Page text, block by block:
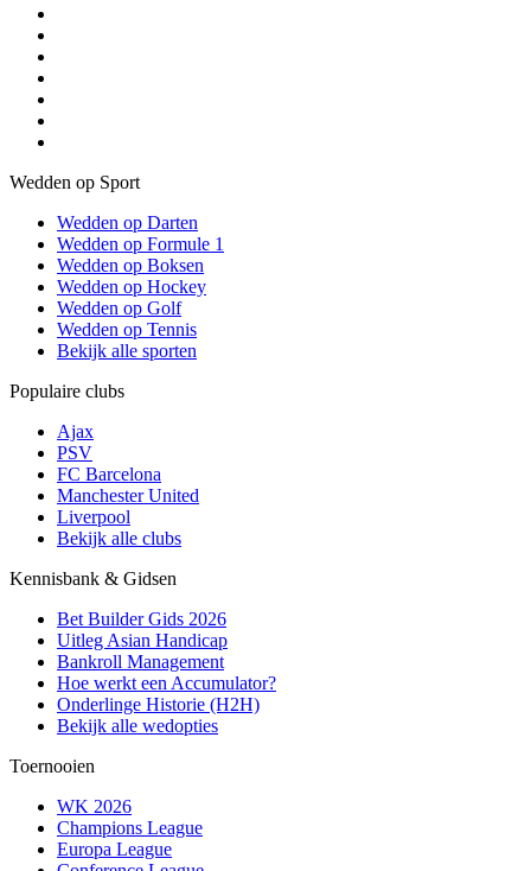
Wedden op Sport
Wedden op Darten
Wedden op Formule 1
Wedden op Boksen
Wedden op Hockey
Wedden op Golf
Wedden op Tennis
Bekijk alle sporten
Populaire clubs
Ajax
PSV
FC Barcelona
Manchester United
Liverpool
Bekijk alle clubs
Kennisbank & Gidsen
Bet Builder Gids 2026
Uitleg Asian Handicap
Bankroll Management
Hoe werkt een Accumulator?
Onderlinge Historie (H2H)
Bekijk alle wedopties
Toernooien
WK 2026
Champions League
Europa League